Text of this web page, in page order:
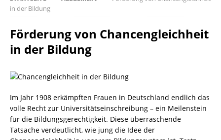
in der Bildung
Förderung von Chancengleichheit
in der Bildung
Im Jahr 1908 erkämpften Frauen in Deutschland endlich das
volle Recht zur Universitätseinschreibung – ein Meilenstein
für die Bildungsgerechtigkeit. Diese überraschende
Tatsache verdeutlicht, wie jung die Idee der